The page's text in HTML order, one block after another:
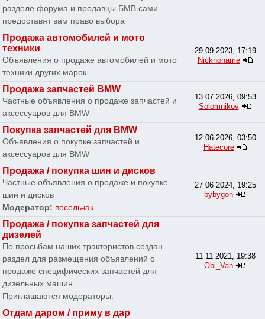
разделе форума и продавцы БМВ сами
предоставят вам право выбора
Продажа автомобилей и мото
техники
Объявления о продаже автомобилей и мото
техники других марок
29 09 2023, 17:19
Nicknoname
Продажа запчастей BMW
Частные объявления о продаже запчастей и
аксессуаров для BMW
13 07 2026, 09:53
Solomnikov
Покупка запчастей для BMW
Объявления о покупке запчастей и
аксессуаров для BMW
12 06 2026, 03:50
Hatecore
Продажа / покупка шин и дисков
Частные объявления о продаже и покупке
шин и дисков
Модератор: весельчак
27 06 2024, 19:25
bybygon
Продажа / покупка запчастей для
дизелей
По просьбам наших трактористов создан
раздел для размещения объявлений о
продаже специфических запчастей для
дизельных машин.
Приглашаются модераторы.
11 11 2021, 19:38
Obi_Van
Отдам даром / приму в дар